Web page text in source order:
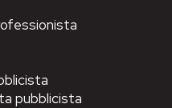
pubblicista